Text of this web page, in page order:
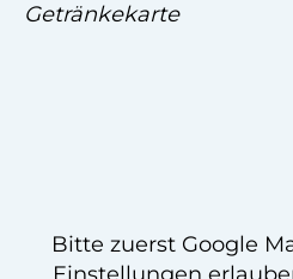
Getränkekarte
Bitte zuerst Google
Einstellungen